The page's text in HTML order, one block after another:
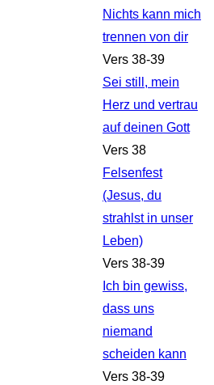
Nichts kann mich
trennen von dir
Vers 38-39
Sei still, mein
Herz und vertrau
auf deinen Gott
Vers 38
Felsenfest
(Jesus, du
strahlst in unser
Leben)
Vers 38-39
Ich bin gewiss,
dass uns
niemand
scheiden kann
Vers 38-39